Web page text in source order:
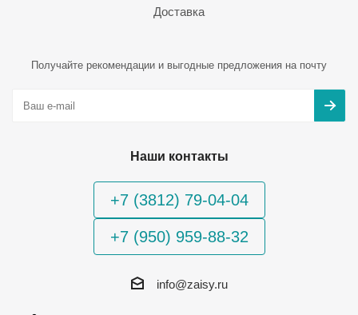
Доставка
Получайте рекомендации и выгодные предложения на почту
Наши контакты
+7 (3812) 79-04-04
+7 (950) 959-88-32
info@zaisy.ru